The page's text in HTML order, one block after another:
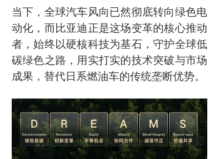
当下，全球汽车风向已然彻底转向绿色电
动化，而比亚迪正是这场变革的核心推动
者，始终以硬核科技为基石，守护全球低
碳绿色之路，用实打实的技术突破与市场
成果，替代日系燃油车的传统垄断优势。